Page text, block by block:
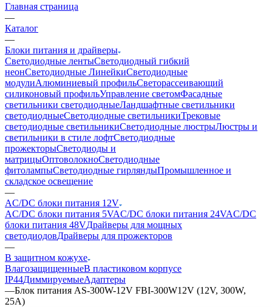
Главная страница
—
Каталог
—
Блоки питания и драйверы
Светодиодные лентыСветодиодный гибкий
неонСветодиодные ЛинейкиСветодиодные
модулиАлюминиевый профильСветорассеивающий
силиконовый профильУправление светомФасадные
светильники светодиодныеЛандшафтные светильники
светодиодныеСветодиодные светильникиТрековые
светодиодные светильникиСветодиодные люстрыЛюстры и
светильники в стиле лофтСветодиодные
прожекторыСветодиоды и
матрицыОптоволокноСветодиодные
фитолампыСветодиодные гирляндыПромышленное и
складское освещение
—
AC/DC блоки питания 12V
AC/DC блоки питания 5VAC/DC блоки питания 24VAC/DC
блоки питания 48VДрайверы для мощных
светодиодовДрайверы для прожекторов
—
В защитном кожухе
ВлагозащищенныеВ пластиковом корпусе
IP44ДиммируемыеАдаптеры
—Блок питания AS-300W-12V FBI-300W12V (12V, 300W,
25A)